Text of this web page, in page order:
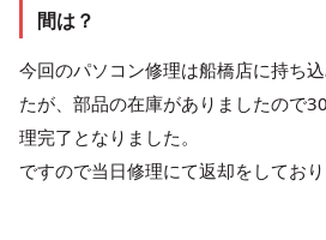
間は？
今回のパソコン修理は船橋店に持ち
たが、部品の在庫がありましたので
理完了となりました。
ですので当日修理にて返却をしており